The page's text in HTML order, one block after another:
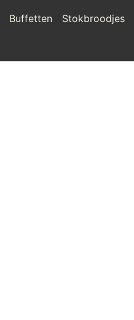
Buffetten Stokbroodjes